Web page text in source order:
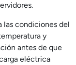
las condiciones del
y
antes de que
eléctrica